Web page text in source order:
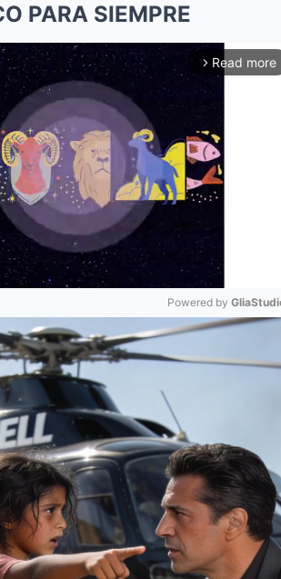
PARA SIEMPRE
arrow_forward_ios Read more
Mute
Powered by